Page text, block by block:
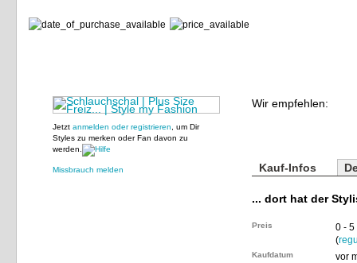
Jetzt anmelden oder registrieren , um Dir
Styles zu merken oder Fan davon zu
werden.
Missbrauch melden
Wir empfehlen:
Kauf-Infos
... dort hat der
Preis
0 - 5
(
Kaufdatum vor